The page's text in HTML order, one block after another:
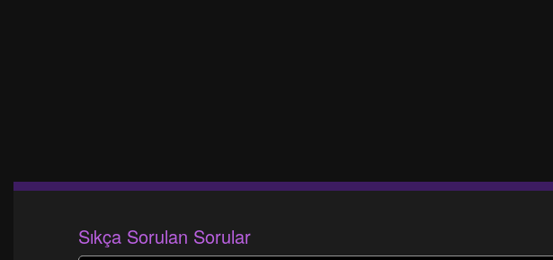
Sıkça Sorulan Sorular